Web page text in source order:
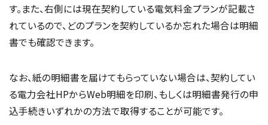
す。また、右側には現在契約している電気料金プランが記載さ
れているので、どのプランを契約しているか忘れた場合は明細
書でも確認できます。
なお、紙の明細書を届けてもらっていない場合は、契約してい
る電力会社HPからWeb明細を印刷、もしくは明細書発行の申
込手続きいずれかの方法で取得することが可能です。